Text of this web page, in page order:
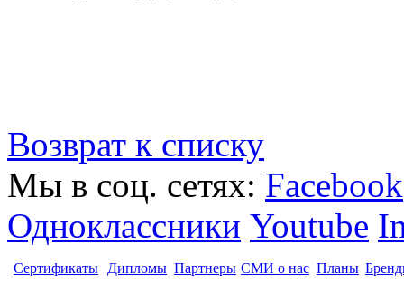
Возврат к списку
Мы в соц. сетях: Facebook
Одноклассники Youtube
Сертификаты Дипломы Партнеры СМИ о нас Планы